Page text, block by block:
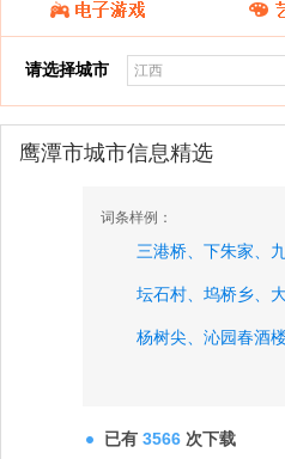
请选择城市
鹰潭市城市信息精选
词条样例：
三港桥、 下朱家、
坛石村、 坞桥乡、
杨树尖、 沁园春酒楼
已有 3566 次下载